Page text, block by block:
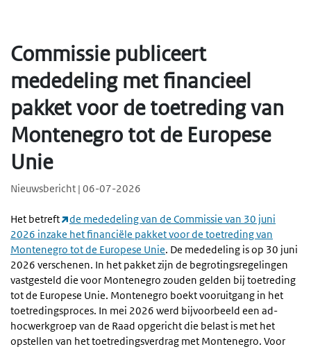
Commissie publiceert
mededeling met financieel
pakket voor de toetreding van
Montenegro tot de Europese
Unie
Nieuwsbericht | 06-07-2026
Het betreft
de mededeling van de Commissie van 30 juni
2026 inzake het financiële pakket voor de toetreding van
Montenegro tot de Europese Unie. De mededeling is op 30 juni
2026 verschenen. In het pakket zijn de begrotingsregelingen
vastgesteld die voor Montenegro zouden gelden bij toetreding
tot de Europese Unie. Montenegro boekt vooruitgang in het
toetredingsproces. In mei 2026 werd bijvoorbeeld een ad-
hocwerkgroep van de Raad opgericht die belast is met het
opstellen van het toetredingsverdrag met Montenegro. Voor